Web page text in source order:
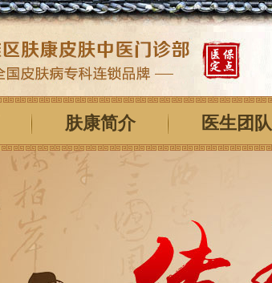
肤康简介 医生团队